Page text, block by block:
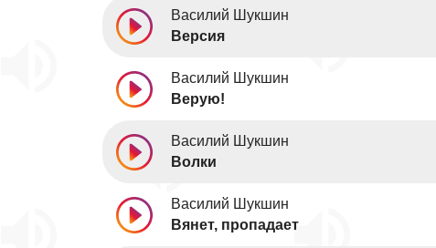
Василий Шукшин
Версия
Василий Шукшин
Верую!
Василий Шукшин
Волки
Василий Шукшин
Вянет, пропадает